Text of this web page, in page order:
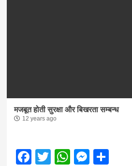
मजबूत होती सुरक्षा और बिखरता सम्बन्ध
12 years ago
Facebook
Twitter